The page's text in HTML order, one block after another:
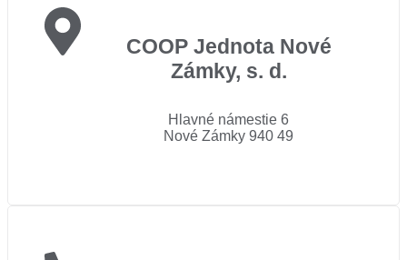
COOP Jednota Nové
Zámky, s. d.
Hlavné námestie 6
Nové Zámky 940 49